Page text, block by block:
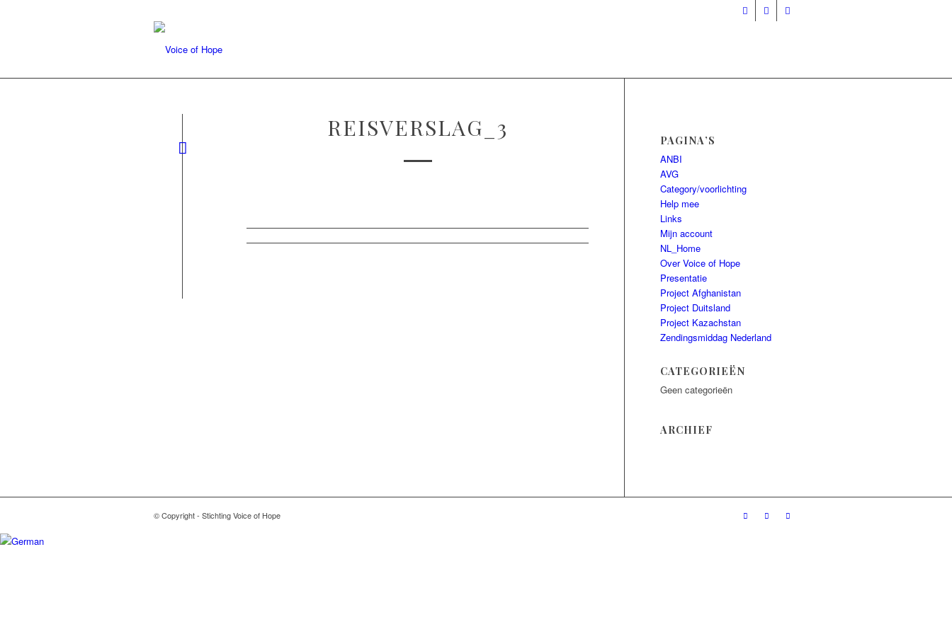
REISVERSLAG_3
PAGINA’S
ANBI
AVG
Category/voorlichting
Help mee
Links
Mijn account
NL_Home
Over Voice of Hope
Presentatie
Project Afghanistan
Project Duitsland
Project Kazachstan
Zendingsmiddag Nederland
CATEGORIEËN
Geen categorieën
ARCHIEF
© Copyright - Stichting Voice of Hope